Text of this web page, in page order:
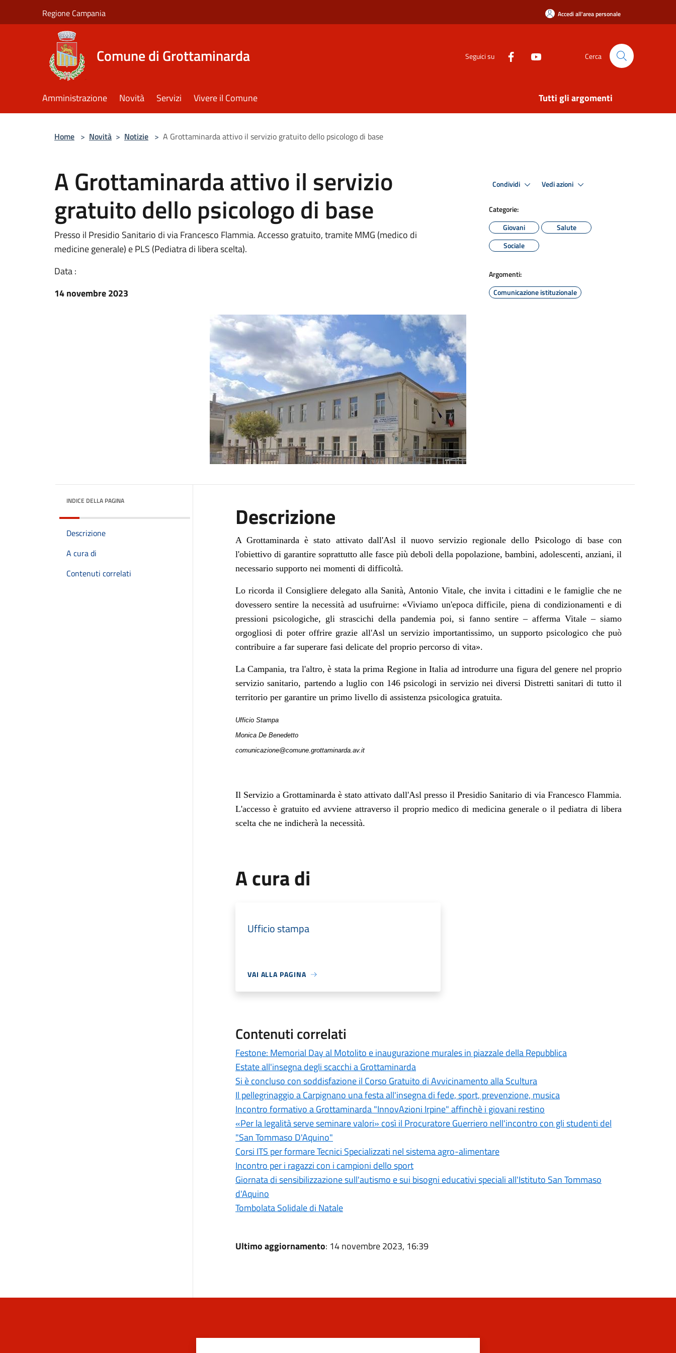
Regione Campania Accedi all'area personale
Comune di Grottaminarda Seguici su Cerca
Amministrazione Novità Servizi Vivere il Comune Tutti gli argomenti
Home > Novità > Notizie > A Grottaminarda attivo il servizio gratuito dello psicologo di base
A Grottaminarda attivo il servizio
gratuito dello psicologo di base
Presso il Presidio Sanitario di via Francesco Flammia. Accesso gratuito, tramite MMG (medico di
medicine generale) e PLS (Pediatra di libera scelta).
Data :
14 novembre 2023
Condividi Vedi azioni
Categorie:
Giovani
Salute
Sociale
Argomenti:
Comunicazione istituzionale
INDICE DELLA PAGINA
Descrizione
A cura di
Contenuti correlati
Descrizione
A Grottaminarda è stato attivato dall'Asl il nuovo servizio regionale dello Psicologo di base con
l'obiettivo di garantire soprattutto alle fasce più deboli della popolazione, bambini, adolescenti, anziani, il
necessario supporto nei momenti di difficoltà.
Lo ricorda il Consigliere delegato alla Sanità, Antonio Vitale, che invita i cittadini e le famiglie che ne
dovessero sentire la necessità ad usufruirne: «Viviamo un'epoca difficile, piena di condizionamenti e di
pressioni psicologiche, gli strascichi della pandemia poi, si fanno sentire – afferma Vitale – siamo
orgogliosi di poter offrire grazie all'Asl un servizio importantissimo, un supporto psicologico che può
contribuire a far superare fasi delicate del proprio percorso di vita».
La Campania, tra l'altro, è stata la prima Regione in Italia ad introdurre una figura del genere nel proprio
servizio sanitario, partendo a luglio con 146 psicologi in servizio nei diversi Distretti sanitari di tutto il
territorio per garantire un primo livello di assistenza psicologica gratuita.
Ufficio Stampa
Monica De Benedetto
comunicazione@comune.grottaminarda.av.it
Il Servizio a Grottaminarda è stato attivato dall'Asl presso il Presidio Sanitario di via Francesco Flammia.
L'accesso è gratuito ed avviene attraverso il proprio medico di medicina generale o il pediatra di libera
scelta che ne indicherà la necessità.
A cura di
Ufficio stampa
VAI ALLA PAGINA
Contenuti correlati
Festone: Memorial Day al Motolito e inaugurazione murales in piazzale della Repubblica
Estate all'insegna degli scacchi a Grottaminarda
Si è concluso con soddisfazione il Corso Gratuito di Avvicinamento alla Scultura
Il pellegrinaggio a Carpignano una festa all'insegna di fede, sport, prevenzione, musica
Incontro formativo a Grottaminarda "InnovAzioni Irpine" affinchè i giovani restino
«Per la legalità serve seminare valori» così il Procuratore Guerriero nell'incontro con gli studenti del
"San Tommaso D'Aquino"
Corsi ITS per formare Tecnici Specializzati nel sistema agro-alimentare
Incontro per i ragazzi con i campioni dello sport
Giornata di sensibilizzazione sull'autismo e sui bisogni educativi speciali all'Istituto San Tommaso
d'Aquino
Tombolata Solidale di Natale
Ultimo aggiornamento: 14 novembre 2023, 16:39